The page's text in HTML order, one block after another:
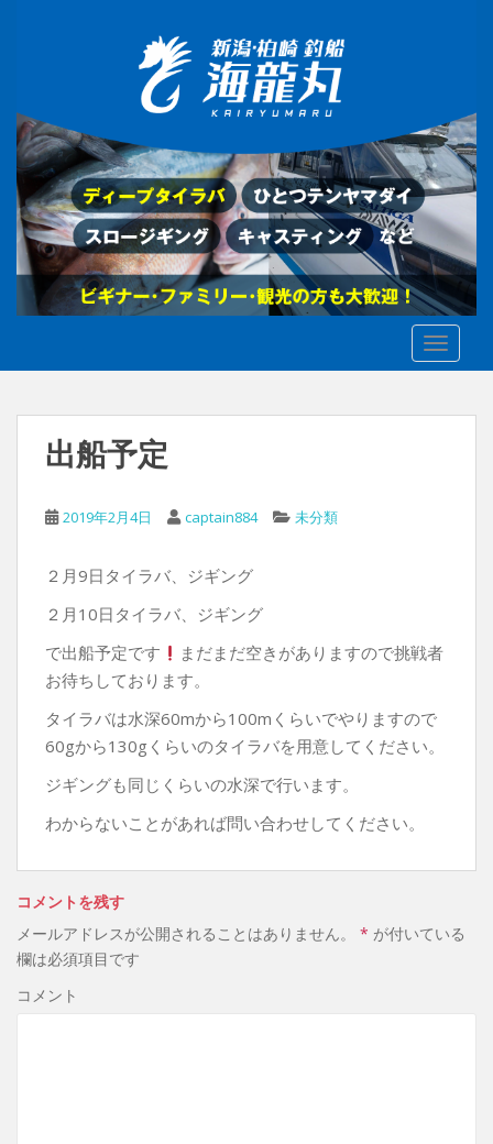
e
出船予定
2019年2月4日 captain884 未分類
２月9日タイラバ、ジギング
２月10日タイラバ、ジギング
で出船予定です
まだまだ空きがありますので挑戦者
お待ちしております。
タイラバは水深60mから100mくらいでやりますので
60gから130gくらいのタイラバを用意してください。
ジギングも同じくらいの水深で行います。
わからないことがあれば問い合わせしてください。
コメントを残す
メールアドレスが公開されることはありません。
* が付いている
欄は必須項目です
コメント